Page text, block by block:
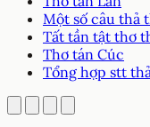
Một số câu thả
Tất tần tật thơ
Thơ tán Cúc
Tổng hợp stt